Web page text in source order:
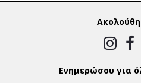
Ενημερώσου για